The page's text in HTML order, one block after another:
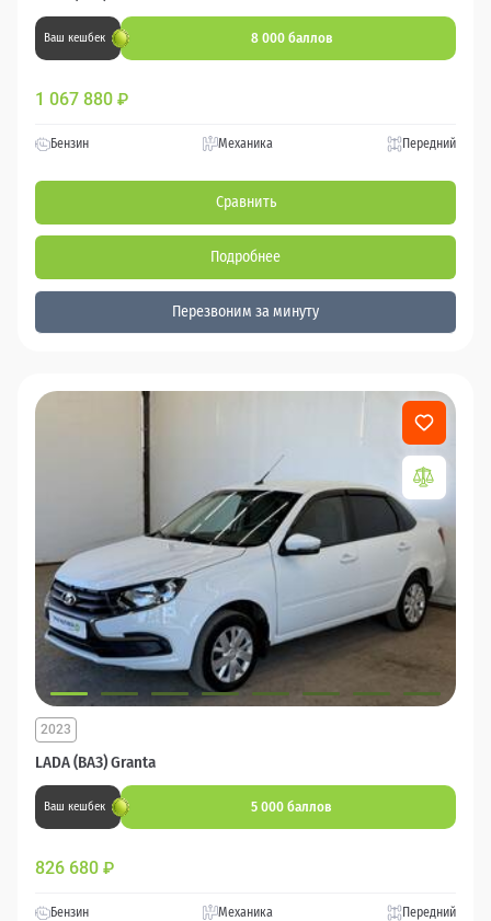
Ваш кешбек 8 000 баллов
1 067 880 ₽
Бензин Механика Передний
Сравнить
Подробнее
Перезвоним за минуту
LADA (ВАЗ) Granta
2023
Ваш кешбек 5 000 баллов
826 680 ₽
Бензин Механика Передний